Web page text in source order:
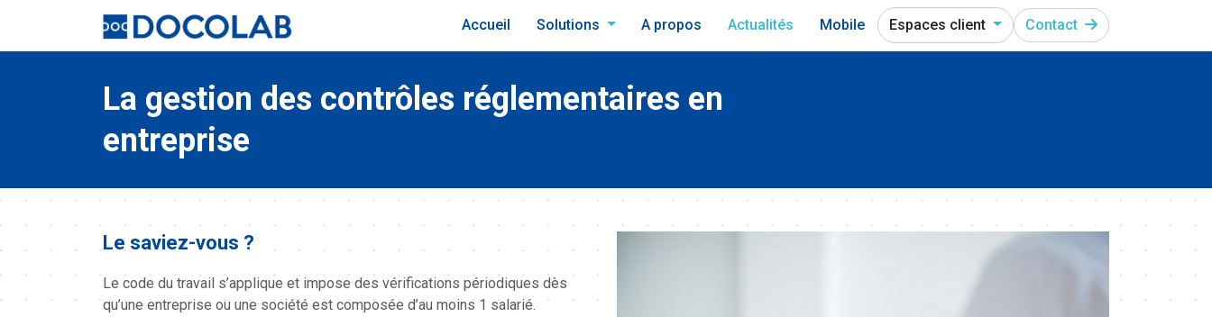
Accueil Solutions A propos Actualités Mobile Espaces client Contact
La gestion des contrôles réglementaires en
entreprise
Le saviez-vous ?
Le code du travail s’applique et impose des vérifications périodiques dès
qu’une entreprise ou une société est composée d’au moins 1 salarié.